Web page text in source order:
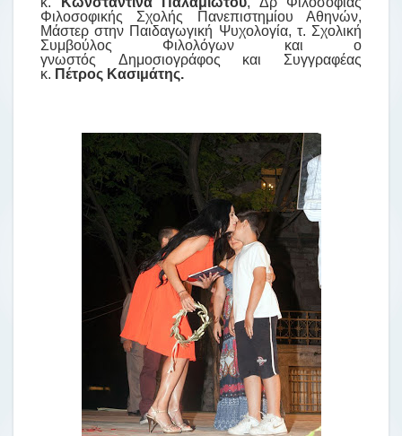
Φιλοσοφικής Σχολής Πανεπιστημίου Αθηνών,
Μάστερ στην Παιδαγωγική Ψυχολογία, τ. Σχολική
Συμβούλος Φιλολόγων και ο
γνωστός
Δημοσιογράφος και Συγγραφέας
κ. Πέτρος Κασιμάτης.